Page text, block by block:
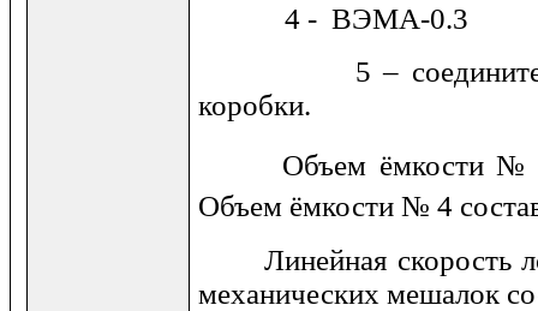
4 - ВЭМА-0.3
5 –
коробки.
Объем ёмкости № 8
Объем ёмкости № 4
Линейная скорость
механических мешалок